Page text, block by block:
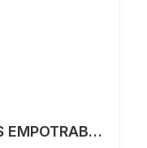
HORNO DE MICROONDAS EMPOTRABLE 60 CM TECNOLAM MODELO H45MWCG.NE